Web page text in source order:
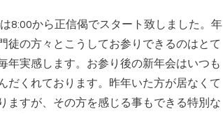
8:00から正信偈でスタート致しました。年
徒の方々とこうしてお参りできるのはとて
年実感します。お参り後の新年会はいつも
だくれております。昨年いた方が居なくて
ますが、その方を感じる事もできる特別な